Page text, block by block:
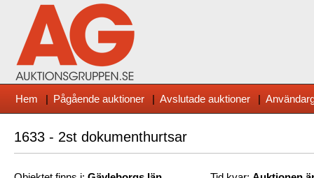
Hem | Pågående auktioner | Avslutade auktioner |
1633 - 2st dokumenthurtsar